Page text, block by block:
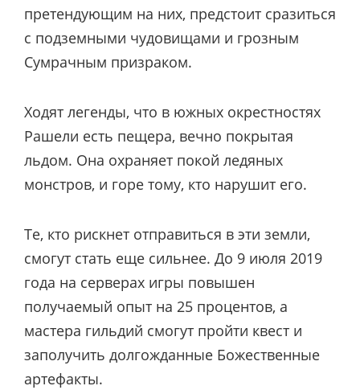
претендующим на них, предстоит сразиться
с подземными чудовищами и грозным
Сумрачным призраком.
Ходят легенды, что в южных окрестностях
Рашели есть пещера, вечно покрытая
льдом. Она охраняет покой ледяных
монстров, и горе тому, кто нарушит его.
Те, кто рискнет отправиться в эти земли,
смогут стать еще сильнее. До 9 июля 2019
года на серверах игры повышен
получаемый опыт на 25 процентов, а
мастера гильдий смогут пройти квест и
заполучить долгожданные Божественные
артефакты.